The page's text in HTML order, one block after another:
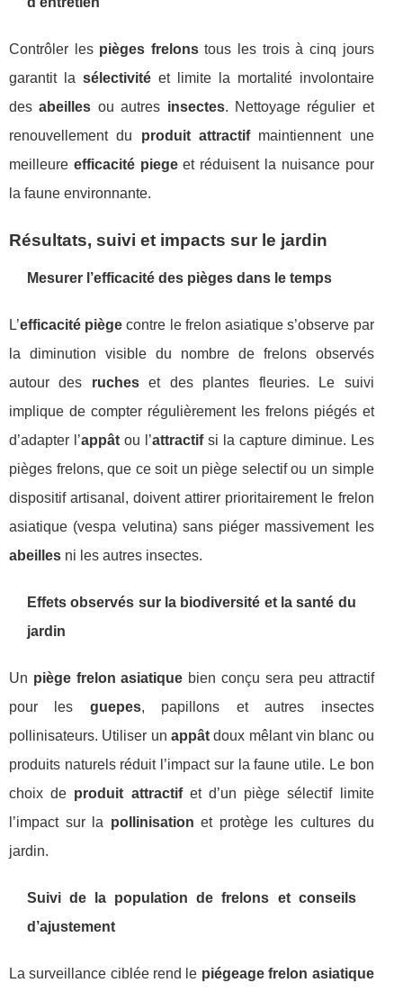
Contrôler les pièges frelonstous les trois à cinq jours
garantit la sélectivitéet limite la mortalité involontaire
desabeilles ou autres insectes. Nettoyage régulier et
renouvellement du produit attractifmaintiennent une
meilleure efficacité piegeet réduisent la nuisance pour
la faune environnante.
Résultats, suivi et impacts sur le jardin
Mesurer l’efficacité des pièges dans le temps
L’efficacité piège contre le frelon asiatique s’observe par
la diminution visible du nombre de frelons observés
autour des rucheset des plantes fleuries. Le suivi
implique de compter régulièrement les frelons piégés et
d’adapter l’appâtou l’attractifsi la capture diminue. Les
pièges frelons, que ce soit un piège selectif ou un simple
dispositif artisanal, doivent attirer prioritairement le frelon
asiatique (vespa velutina) sans piéger massivement les
abeilles ni les autres insectes.
Effets observés sur la biodiversité et la santé du
jardin
Un piège frelon asiatique bien conçu sera peu attractif
pour les guepes, papillons et autres insectes
pollinisateurs. Utiliser un appâtdoux mêlant vin blanc ou
produits naturels réduit l’impact sur la faune utile. Le bon
choix de produit attractifet d’un piège sélectif limite
l’impact sur la pollinisation et protège les cultures du
jardin.
Suivi de la population de frelons et conseils
d’ajustement
La surveillance ciblée rend le piégeage frelon asiatique